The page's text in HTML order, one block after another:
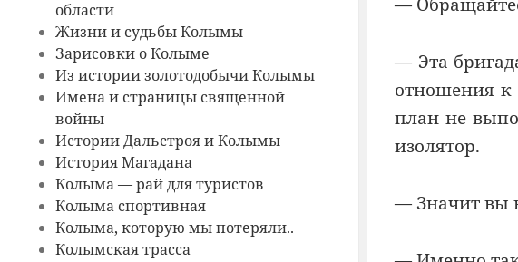
области
Жизни и судьбы Колымы
Зарисовки о Колыме
Из истории золотодобычи Колымы
Имена и страницы священной
войны
Истории Дальстроя и Колымы
История Магадана
Колыма — рай для туристов
Колыма спортивная
Колыма, которую мы потеряли..
Колымская трасса
— Эта
отношения к
план не
изолятор.
— Значит вы